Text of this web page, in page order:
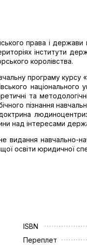
права і держави
інститути
королівства.
програму курсу
національного
та
пізнання
над інтересами
видання навчально-
освіти юридичної
ISBN
Переплет